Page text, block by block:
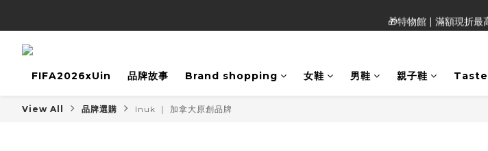
🎁特物館 | 滿額現折最
🎁特物館 | 滿額現折最
🎁特物館 | 滿額現折最
FIFA2026xUin 品牌故事 Brand shopping 女鞋 男鞋 親子鞋
View All 品牌選購 Inuk ｜ 加拿大原創品牌